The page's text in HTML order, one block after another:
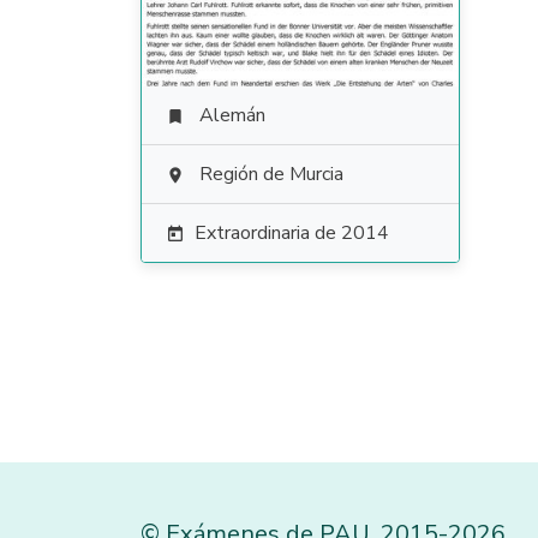
 Alemán
 Región de Murcia
 Extraordinaria de 2014